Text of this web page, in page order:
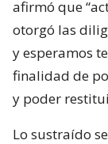
afirmó que
otorgó las
y esperamos
finalidad de
y poder
Lo sustraído